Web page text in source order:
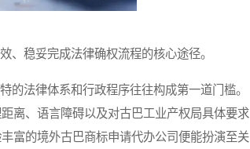
稳妥完成法律确权流程的核心途径。
法律体系和行政程序往往构成第一道门槛。
离、语言障碍以及对古巴工业产权局具体要求
富的境外古巴商标申请代办公司便能扮演至关